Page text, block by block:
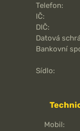
Telefon:
IČ:
DIČ:
Datová
Bankovní
Sídlo:
Mobil: